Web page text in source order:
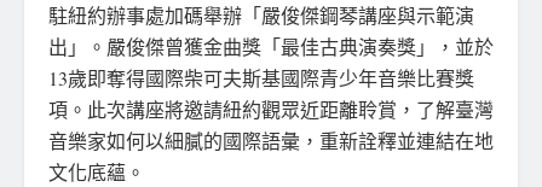
駐紐約辦事處加碼舉辦「嚴俊傑鋼琴講座與示範演
出」。嚴俊傑曾獲金曲獎「最佳古典演奏獎」，並於
13歲即奪得國際柴可夫斯基國際青少年音樂比賽獎
項。此次講座將邀請紐約觀眾近距離聆賞，了解臺灣
音樂家如何以細膩的國際語彙，重新詮釋並連結在地
文化底蘊。